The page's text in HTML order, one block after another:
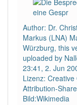
Häufigkeit: 6
Wörter mit
Wörter mit
Artikeldas: 0
81% unserer
Author: Dr.
Markus (LNA)
Würzburg, this
uploaded by
23:41, 2. Jun
Lizenz:
Attribution-
Bild:Wikimedia